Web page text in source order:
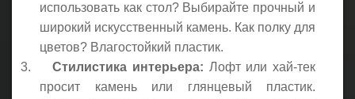
использовать как стол? Выбирайте прочный и
широкий искусственный камень. Как полку для
цветов? Влагостойкий пластик.
3. Стилистика интерьера: Лофт или хай-тек
просит камень или глянцевый пластик.